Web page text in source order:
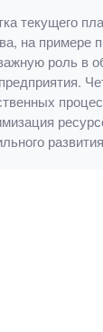
текущего
на примере
роль в